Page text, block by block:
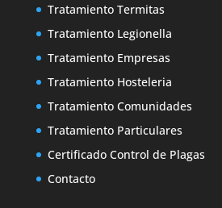
Tratamiento Termitas
Tratamiento Legionella
Tratamiento Empresas
Tratamiento Hosteleria
Tratamiento Comunidades
Tratamiento Particulares
Certificado Control de Plagas
Contacto